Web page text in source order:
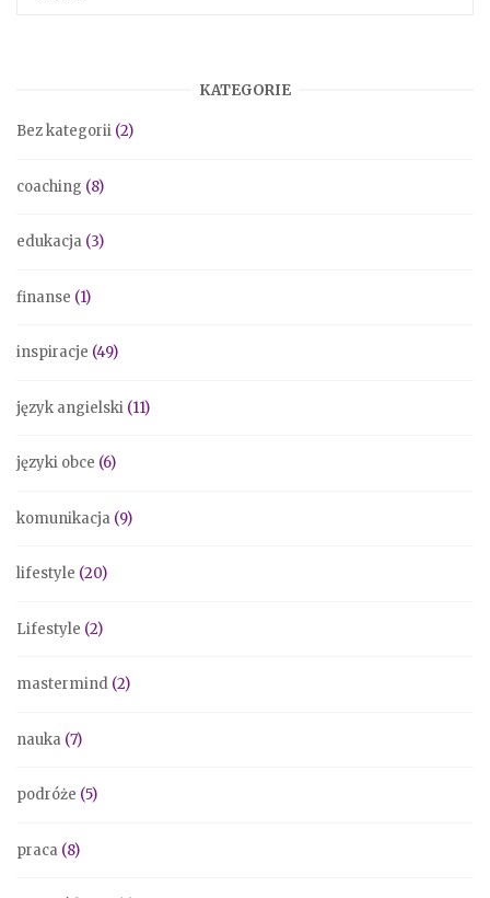
KATEGORIE
Bez kategorii (2)
coaching (8)
edukacja (3)
finanse (1)
inspiracje (49)
język angielski (11)
języki obce (6)
komunikacja (9)
lifestyle (20)
Lifestyle (2)
mastermind (2)
nauka (7)
podróże (5)
praca (8)